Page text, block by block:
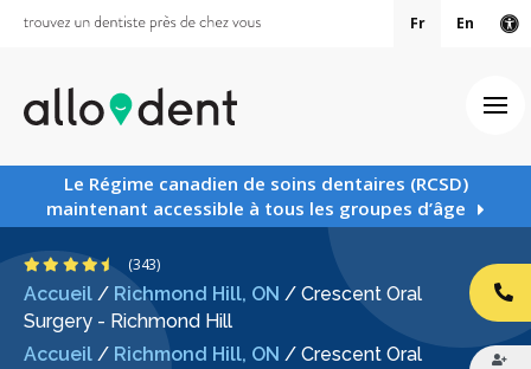
Fr En
Le Régime canadien de soins dentaires (RCSD)
maintenant accessible à tous les groupes d’âge
Accueil / Richmond Hill, ON / Crescent Oral
Surgery - Richmond Hill
Accueil / Richmond Hill, ON / Crescent Oral
4.7 étoiles
(343)